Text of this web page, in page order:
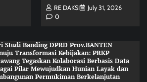
RE DAKSI
July 31, 2026
0
Studi Banding DPRD Prov.BANTEN
Transformasi Kebijakan: PRKP
Tegaskan Kolaborasi Berbasis Data
Pilar Mewujudkan Hunian Layak dan
Permukiman Berkelanjutan